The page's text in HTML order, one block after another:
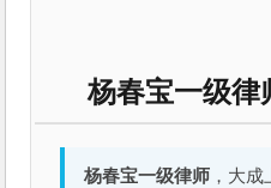
杨春宝一级律
杨春宝一级律师 ，大